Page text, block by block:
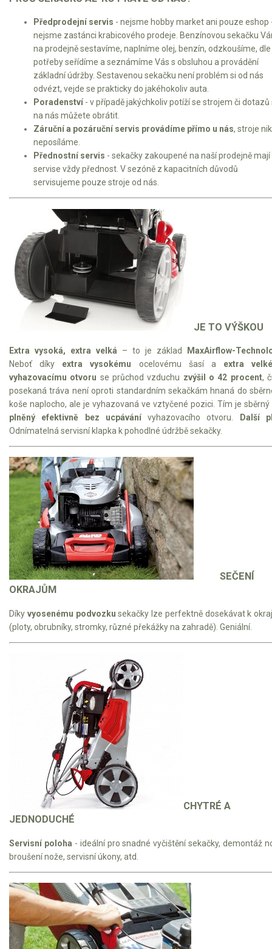
Předprodejní servis - nejsme hobby market ani pouze eshop
nejsme zastánci krabicového prodeje. Benzínovou sekačku
na prodejně sestavíme, naplníme olej, benzín, odzkoušíme, dle
potřeby seřídíme a seznámíme Vás s obsluhou a provádění
základní údržby. Sestavenou sekačku není problém si od nás
odvézt, vejde se prakticky do jakéhokoliv auta.
Poradenství - v případě jakýchkoliv potíží se strojem či dotazů
na nás můžete obrátit.
Záruční a pozáruční servis provádíme přímo u nás, stroje
neposíláme.
Přednostní servis - sekačky zakoupené na naší prodejně mají
servise vždy přednost. V sezóně z kapacitních důvodů
servisujeme pouze stroje od nás.
JE TO VÝŠKOU
Extra vysoká, extra velká – to je základ
MaxAirflow-
Neboť díky extra vysokému ocelovému šasí a extra
vyhazovacímu otvoru se průchod vzduchu zvýšil o 42 procent,
posekaná tráva není oproti standardním sekačkám hnaná do
koše naplocho, ale je vyhazovaná ve vztyčené pozici. Tím je sběrný
plněný efektivně bez ucpávánívyhazovacího otvoru.
Další
Odnímatelná servisní klapka k pohodlné údržbě sekačky.
SEČENÍ
OKRAJŮM
Díky vyosenému podvozku sekačky lze perfektně dosekávat k
(ploty, obrubníky, stromky, různé překážky na zahradě). Geniální.
CHYTRÉ A
JEDNODUCHÉ
Servisní poloha - ideální pro snadné vyčištění sekačky, demontáž
broušení nože, servisní úkony, atd.